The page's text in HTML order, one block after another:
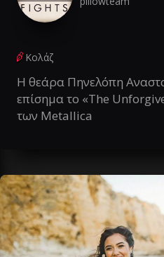
Κολάζ
Η θεάρα Πηνελόπη
επίσημα το «The
των Metallica